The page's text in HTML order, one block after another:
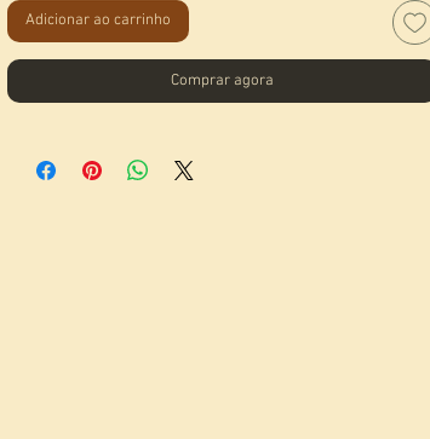
Adicionar ao carrinho
Comprar agora